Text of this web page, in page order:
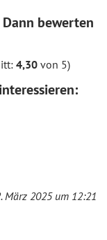
bewerten
4,30 von 5)
März 2025 um 12:21